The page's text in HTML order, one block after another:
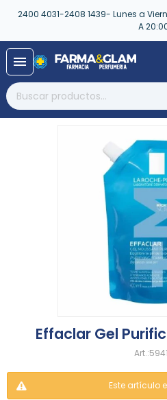
2400 4031-2408 1439- Lunes a
A
menu
Effaclar Gel
Este artículo